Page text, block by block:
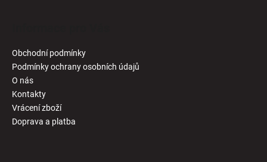
Obchodní podmínky
Podmínky ochrany osobních údajů
O nás
Kontakty
Vrácení zboží
Doprava a platba